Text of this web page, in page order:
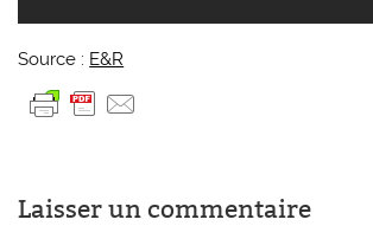
Source : E&R
Laisser un commentaire